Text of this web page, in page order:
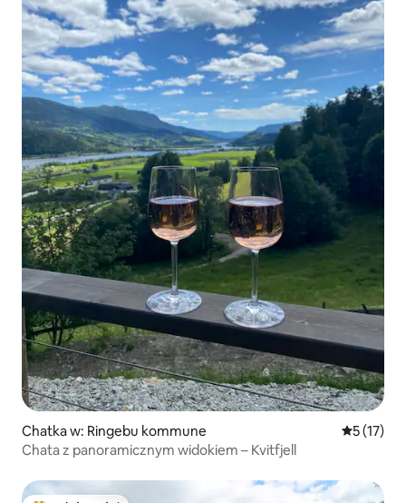
Chatka w: Ringebu kommune Średnia
5 (17)
Chata z panoramicznym widokiem – Kvitfjell